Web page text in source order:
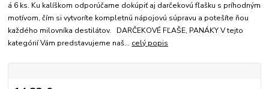
á 6 ks. Ku kalíškom odporúčame dokúpiť aj darčekovú fľašku s príhodným
motívom, čím si vytvoríte kompletnú nápojovú súpravu a potešíte ňou
každého milovníka destilátov. DARČEKOVÉ FĽAŠE, PANÁKY V tejto
kategórií Vám predstavujeme naš... celý popis